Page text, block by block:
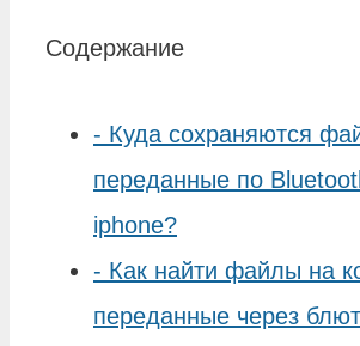
Содержание
- Куда сохраняются
переданные по
iphone?
- Как найти файлы на
переданные через